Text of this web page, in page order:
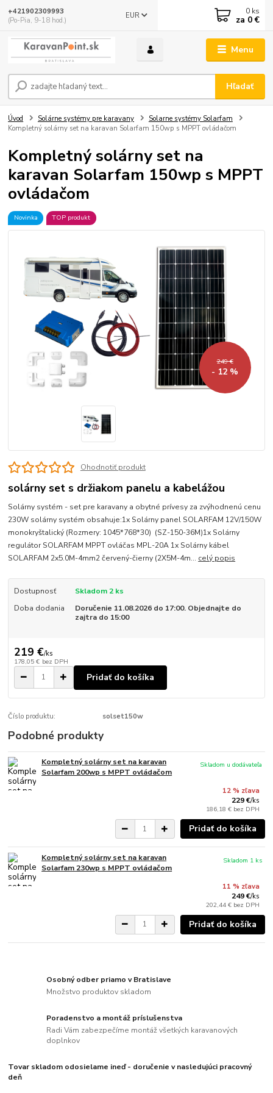
Menu
EUR
Hľadať
+421902309993
(Po-Pia, 9-18 hod.)
0 ks
za 0 €
Úvod Solárne systémy pre karavany
Solarne systémy Solarfam
Kompletný solárny set na karavan Solarfam 150wp s MPPT ovládačom
Kompletný solárny set na
karavan Solarfam 150wp s MPPT
ovládačom
Novinka TOP produkt
249 €
- 12 %
Ohodnotiť produkt
solárny set s držiakom panelu a kabelážou
Solárny systém - set pre karavany a obytné prívesy za zvýhodnenú cenu
230W solárny systém obsahuje:1x Solárny panel SOLARFAM 12V/150W
monokryštalický (Rozmery: 1045*768*30) (SZ-150-36M)1x Solárny
regulátor SOLARFAM MPPT ovláčas MPL-20A 1x Solárny kábel
SOLARFAM 2x5.0M-4mm2 červený-čierny (2X5M-4m... celý popis
Dostupnosť
Skladom 2 ks
Doba dodania
Doručenie 11.08.2026 do 17:00. Objednajte do
zajtra do 15:00
219 €/ks
178,05 € bez DPH
Pridať do košíka
Číslo produktu: solset150w
Podobné produkty
Kompletný solárny set na karavan
Solarfam 200wp s MPPT ovládačom
12 % zľava
229 €/ks
186,18 € bez DPH
Skladom u dodávateľa
Pridať do košíka
Kompletný solárny set na karavan
Solarfam 230wp s MPPT ovládačom
11 % zľava
249 €/ks
202,44 € bez DPH
Skladom 1 ks
Pridať do košíka
Osobný odber priamo v Bratislave
Množstvo produktov skladom
Poradenstvo a montáž príslušenstva
Radi Vám zabezpečíme montáž všetkých karavanových
doplnkov
Tovar skladom odosielame ineď - doručenie v nasledujúci pracovný
deň